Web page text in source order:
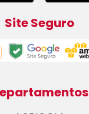
Site Seguro